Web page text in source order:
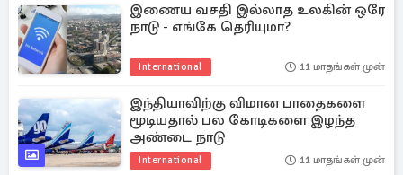
இணைய வசதி இல்லாத உலகின் ஒரே
நாடு - எங்கே தெரியுமா?
International 11 மாதங்கள் முன்
இந்தியாவிற்கு விமான பாதைகளை
மூடியதால் பல கோடிகளை இழந்த
அண்டை நாடு
International 11 மாதங்கள் முன்